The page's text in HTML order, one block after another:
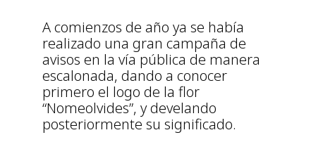
A comienzos de año ya se había
realizado una gran campaña de
avisos en la vía pública de manera
escalonada, dando a conocer
primero el logo de la flor
“Nomeolvides”, y develando
posteriormente su significado.